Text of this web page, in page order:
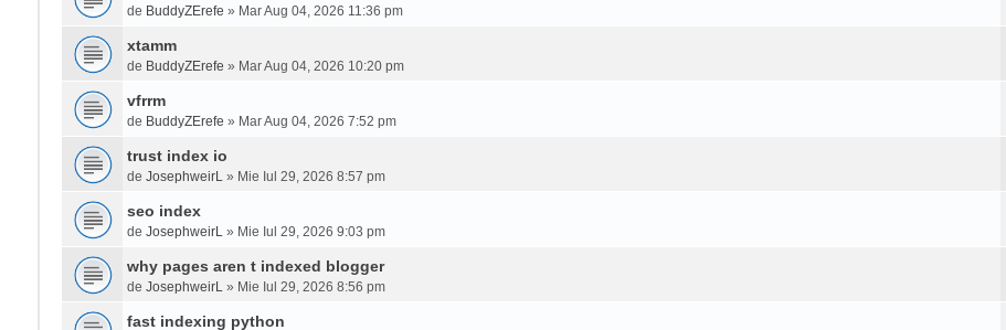
de BuddyZErefe » Mar Aug 04, 2026 11:36 pm
xtamm
de BuddyZErefe » Mar Aug 04, 2026 10:20 pm
vfrrm
de BuddyZErefe » Mar Aug 04, 2026 7:52 pm
trust index io
de JosephweirL» Mie Iul 29, 2026 8:57 pm
seo index
de JosephweirL» Mie Iul 29, 2026 9:03 pm
why pages aren t indexed blogger
de JosephweirL» Mie Iul 29, 2026 8:56 pm
fast indexing python